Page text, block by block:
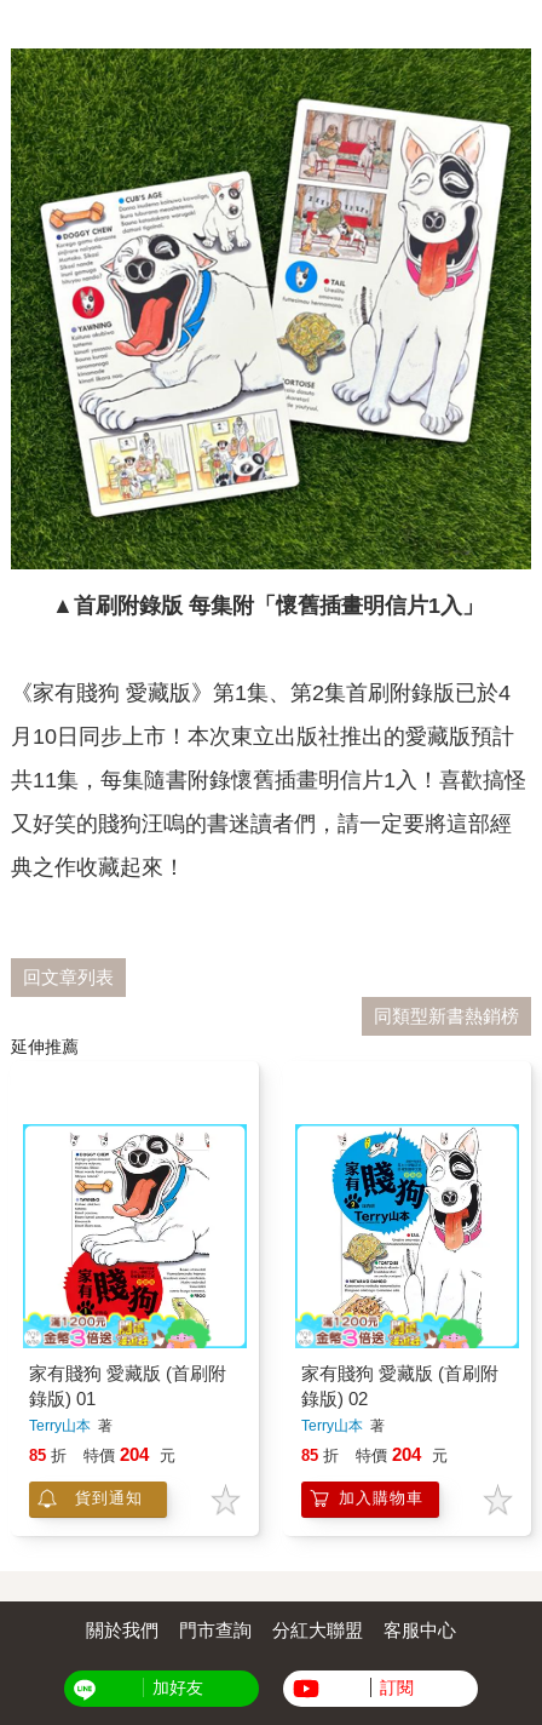
▲首刷附錄版 每集附「懷舊插畫明信片1入」
《家有賤狗 愛藏版》第1集、第2集首刷附錄版已於4
月10日同步上市！本次東立出版社推出的愛藏版預計
共11集，每集隨書附錄懷舊插畫明信片1入！喜歡搞怪
又好笑的賤狗汪嗚的書迷讀者們，請一定要將這部經
典之作收藏起來！
回文章列表
同類型新書熱銷榜
延伸推薦
家有賤狗 愛藏版 (首刷附
錄版) 01
Terry山本著
85 折 特價 204 元
貨到通知
家有賤狗 愛藏版 (首刷附
錄版) 02
Terry山本著
85 折 特價 204 元
加入購物車
關於我們 門市查詢 分紅大聯盟 客服中心
加好友 訂閱